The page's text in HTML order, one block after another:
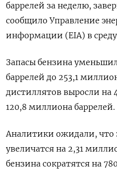
баррелей за ​неделю,
‌сообщило Управление
информации (EIA) в
Запасы бензина
баррелей ​до 253,1
дистиллятов выросли на
‌120,8 миллиона баррелей.
Аналитики ожидали, ​что
увеличатся на 2,31
бензина сократятся на